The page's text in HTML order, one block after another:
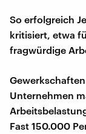
So erfolgreich
kritisiert, etwa
fragwürdige
Unternehmen
Fast 150.000